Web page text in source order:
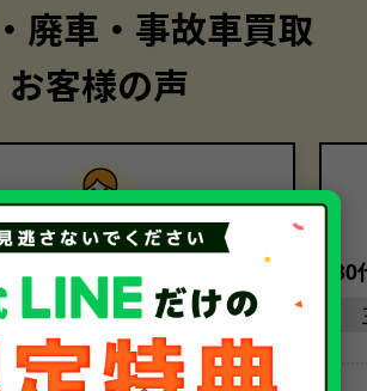
廃車・事故車買取
お客様の声
性